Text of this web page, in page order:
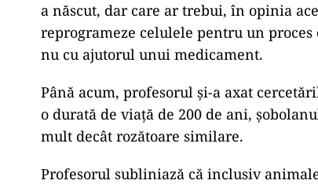
a născut, dar care ar trebui, în opinia
reprogrameze celulele pentru un
nu cu ajutorul unui medicament.
Până acum, profesorul și-a axat
o durată de viață de 200 de ani,
mult decât rozătoare similare.
Profesorul subliniază că inclusiv